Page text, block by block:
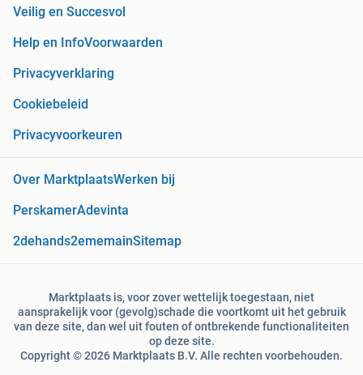
Veilig en Succesvol
Help en InfoVoorwaarden
Privacyverklaring
Cookiebeleid
Privacyvoorkeuren
Over MarktplaatsWerken bij
PerskamerAdevinta
2dehands2ememainSitemap
Marktplaats is, voor zover wettelijk toegestaan, niet
aansprakelijk voor (gevolg)schade die voortkomt uit het gebruik
van deze site, dan wel uit fouten of ontbrekende functionaliteiten
op deze site.
Copyright © 2026 Marktplaats B.V. Alle rechten voorbehouden.